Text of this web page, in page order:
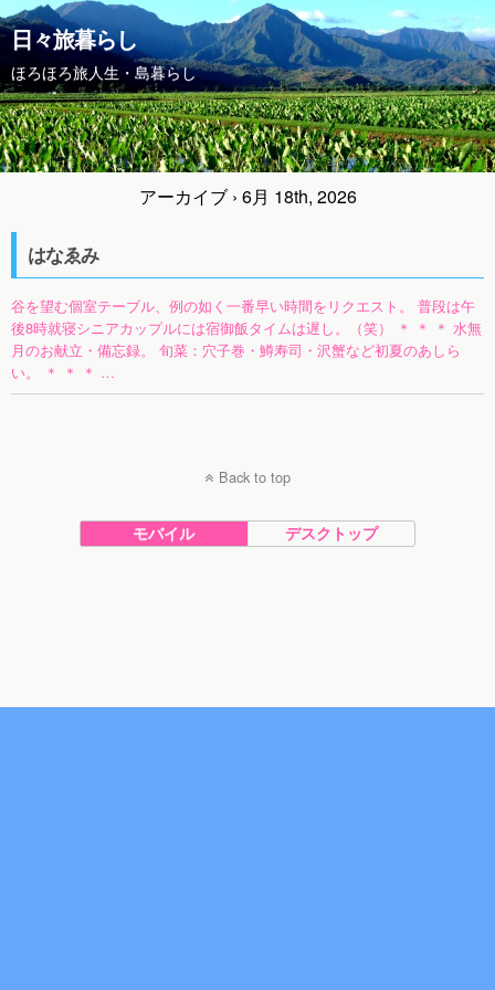
日々旅暮らし
ほろほろ旅人生・島暮らし
アーカイブ › 6月 18th, 2026
はなゑみ
谷を望む個室テーブル、例の如く一番早い時間をリクエスト。 普段は午
後8時就寝シニアカップルには宿御飯タイムは遅し。（笑） ＊ ＊ ＊ 水無
月のお献立・備忘録。 旬菜：穴子巻・鱒寿司・沢蟹など初夏のあしら
い。 ＊ ＊ ＊ …
Back to top
モバイル デスクトップ